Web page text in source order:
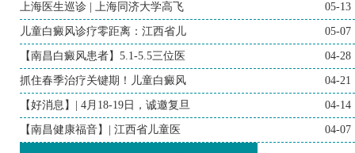
上海医生巡诊 | 上海同济大学高飞 05-13
儿童白癜风诊疗零距离：江西省儿 05-07
【南昌白癜风患者】5.1-5.5三位医 04-28
抓住春季治疗关键期！儿童白癜风 04-21
【好消息】| 4月18-19日，诚邀复旦 04-14
【南昌健康福音】| 江西省儿童医 04-07